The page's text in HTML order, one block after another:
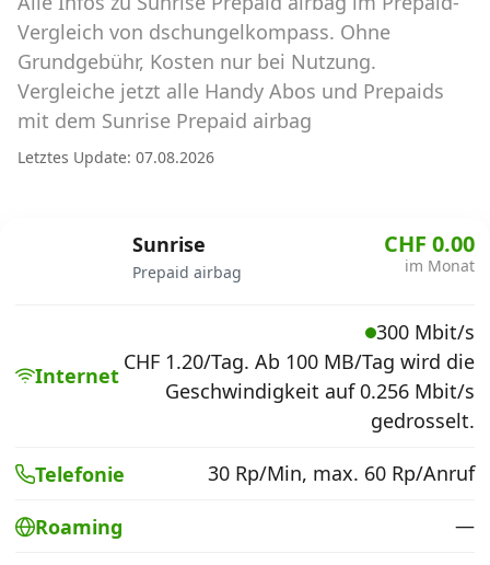
Abos für Tablets, Hotspots und Smart
Watches
Tarifrechner Handy-Abo
Der gute alte Tarifrechner im neuen Design
Alle Anbieter
Mobilfunknetz Schweiz
Handy-Abo-Aktionen
Vergleich von dschungelkompass. Ohne
Grundgebühr, Kosten nur bei Nutzung.
Vergleiche jetzt alle Handy Abos und Prepaids
mit dem Sunrise Prepaid airbag
Letztes Update: 07.08.2026
Sunrise
Prepaid airbag
CHF 0.00
im Monat
Internet
300 Mbit/s
CHF 1.20/Tag. Ab 100 MB/Tag wird die
Geschwindigkeit auf 0.256 Mbit/s
gedrosselt.
Telefonie 30 Rp/Min, max. 60 Rp/Anruf
Roaming —